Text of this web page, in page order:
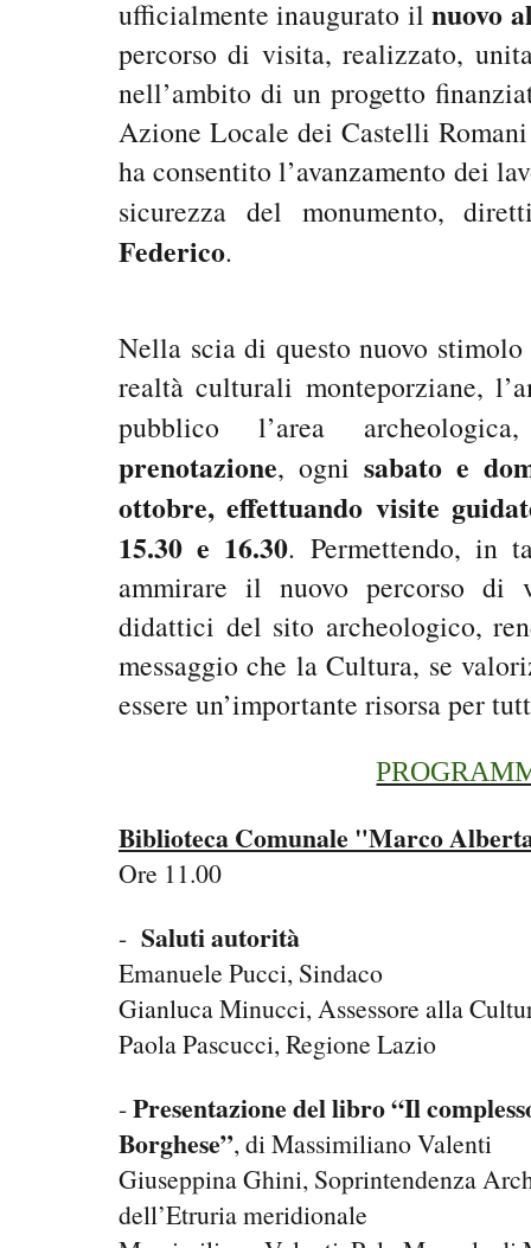
ufficialmente inaugurato ilnuovo
percorso di visita, realizzato,
nell’ambito di un progetto
Azione Locale dei Castelli
ha consentito l’avanzamento dei
sicurezza del monumento,
Federico.
Nella scia di questo nuovo
realtà culturali monteporziane,
pubblico l’area
prenotazione, ognisabato e
ottobre, effettuando visite
15.30 e 16.30. Permettendo, in
ammirare il nuovo percorso
didattici del sito archeologico,
messaggio che la Cultura, se
essere un’importante risorsa per
Biblioteca Comunale "Marco
Ore 11.00
- Saluti autorità
Emanuele Pucci, Sindaco
Gianluca Minucci, Assessore alla
Paola Pascucci, Regione Lazio
-Presentazione del libro “Il
Borghese”, di Massimiliano Valenti
Giuseppina Ghini, Soprintendenza
dell’Etruria meridionale